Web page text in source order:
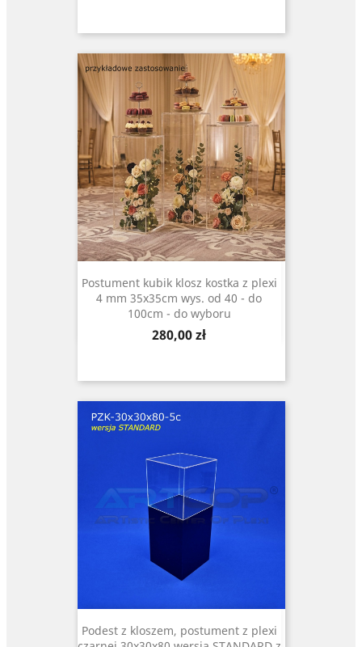
Postument kubik klosz kostka z plexi
4 mm 35x35cm wys. od 40 - do
100cm - do wyboru
Cena
280,00 zł
Podest z kloszem, postument z plexi